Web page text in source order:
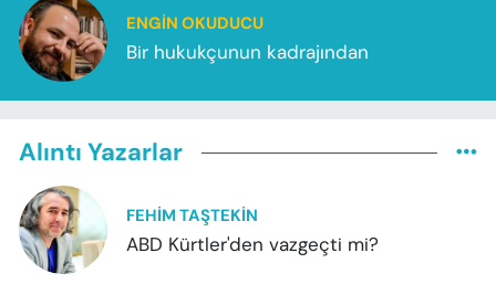
ENGIN OKUDUCU
Bir hukukçunun kadrajından
Alıntı Yazarlar
FEHIM TAŞTEKIN
ABD Kürtler'den vazgeçti mi?